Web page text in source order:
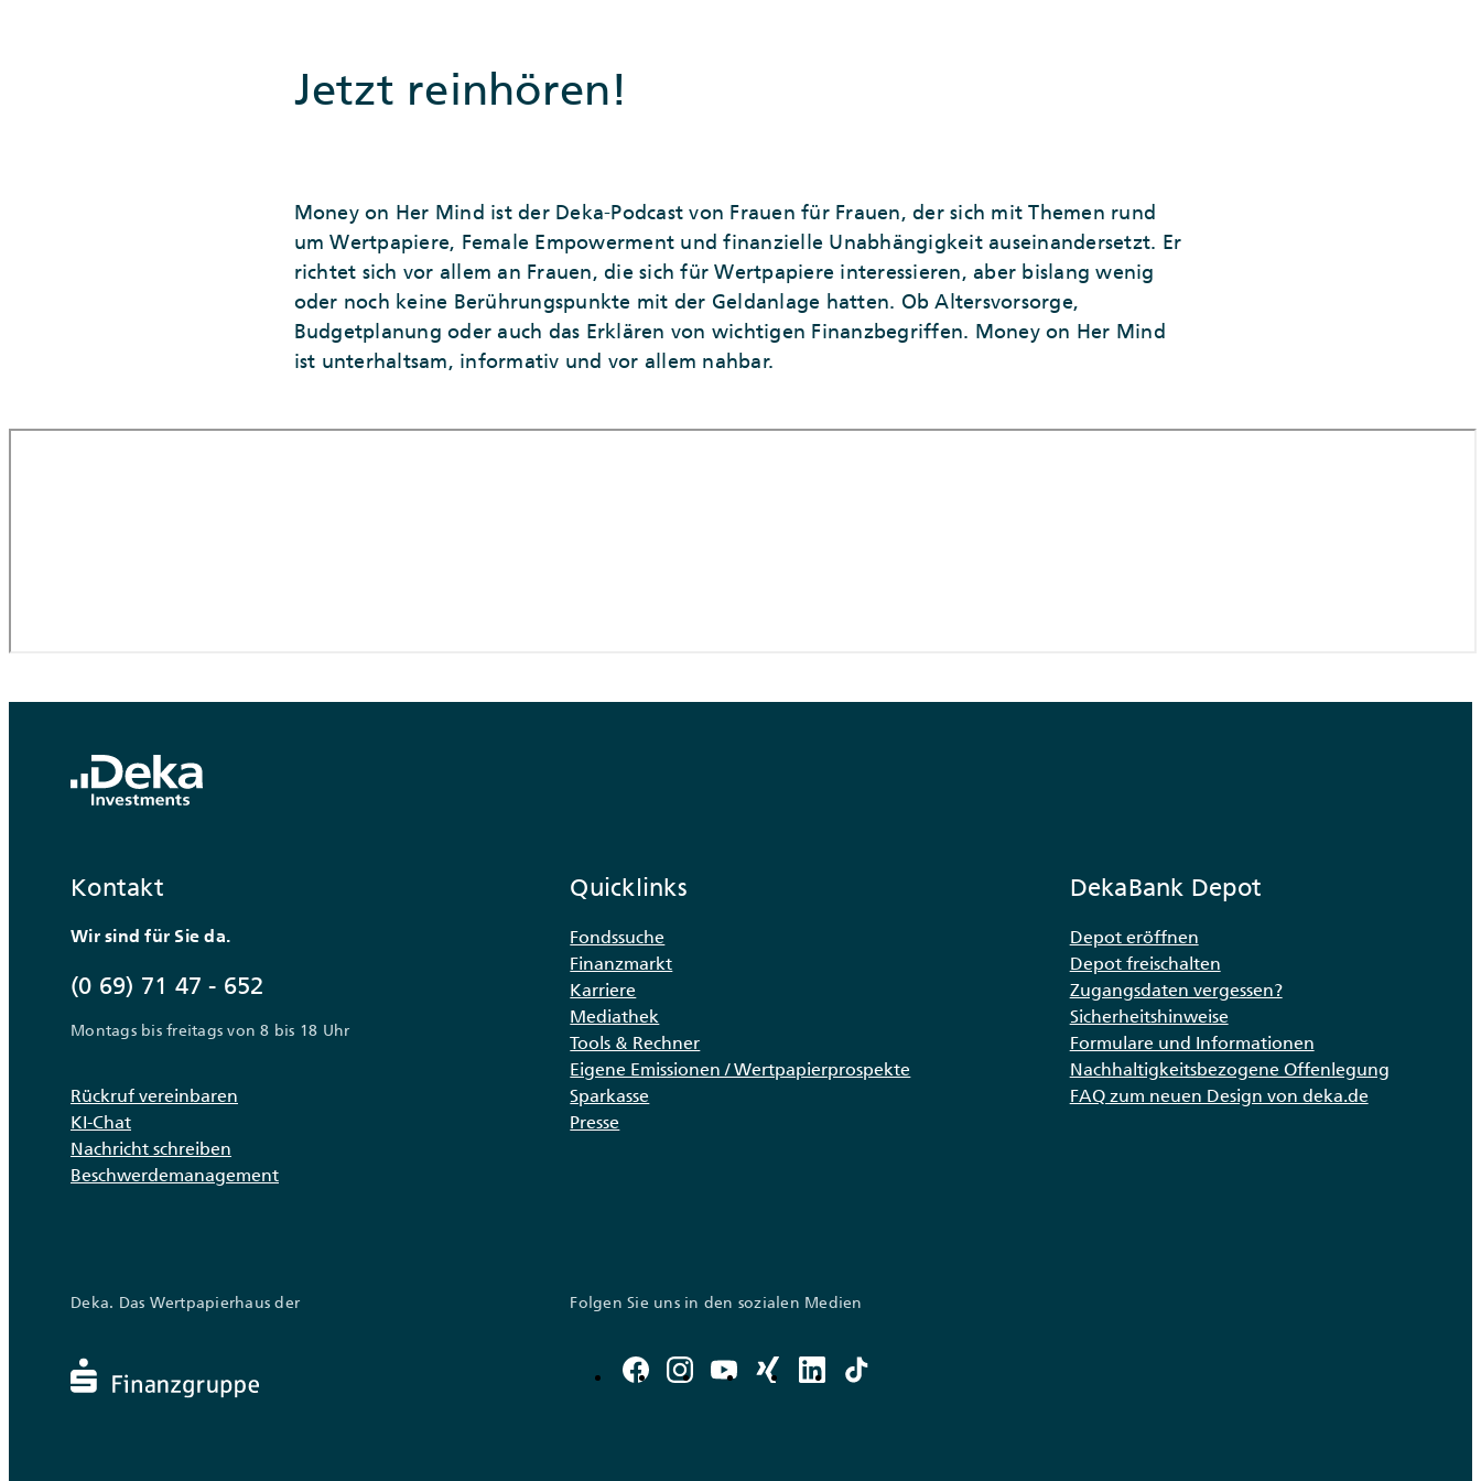
Jetzt reinhören!
Money on Her Mind ist der Deka-Podcast von Frauen für Frauen, der sich mit Themen rund
um Wertpapiere, Female Empowerment und finanzielle Unabhängigkeit auseinandersetzt. Er
richtet sich vor allem an Frauen, die sich für Wertpapiere interessieren, aber bislang wenig
oder noch keine Berührungspunkte mit der Geldanlage hatten. Ob Altersvorsorge,
Budgetplanung oder auch das Erklären von wichtigen Finanzbegriffen. Money on Her Mind
ist unterhaltsam, informativ und vor allem nahbar.
Kontakt
Wir sind für Sie da.
(0 69) 71 47 - 652
Montags bis freitags von 8 bis 18 Uhr
Rückruf vereinbaren
KI-Chat
Nachricht schreiben
Beschwerdemanagement
Quicklinks
Fondssuche
Finanzmarkt
Karriere
Mediathek
Tools & Rechner
Eigene Emissionen / Wertpapierprospekte
Sparkasse
Presse
DekaBank Depot
Depot eröffnen
Depot freischalten
Zugangsdaten vergessen?
Sicherheitshinweise
Formulare und Informationen
Nachhaltigkeitsbezogene Offenlegung
FAQ zum neuen Design von deka.de
Deka. Das Wertpapierhaus der Folgen Sie uns in den sozialen Medien